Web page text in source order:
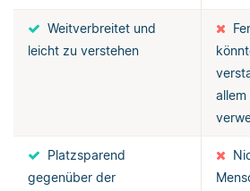
Weitverbreitet und
leicht zu verstehen
Platzsparend
gegenüber der